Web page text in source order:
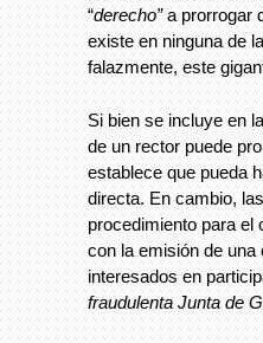
“derecho”a prorrogar
existe en ninguna de
falazmente, este
Si bien se incluye en
de un rector puede
establece que pueda
directa. En cambio, las
procedimiento para el
con la emisión de
interesados en
fraudulenta Junta de